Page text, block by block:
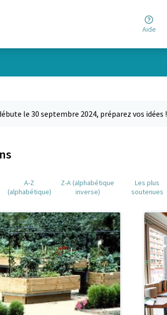
Aide
le 30 septembre 2024, préparez vos idées !
A-Z
(alphabétique)
Z-A (alphabétique
inverse)
Les plus
soutenues